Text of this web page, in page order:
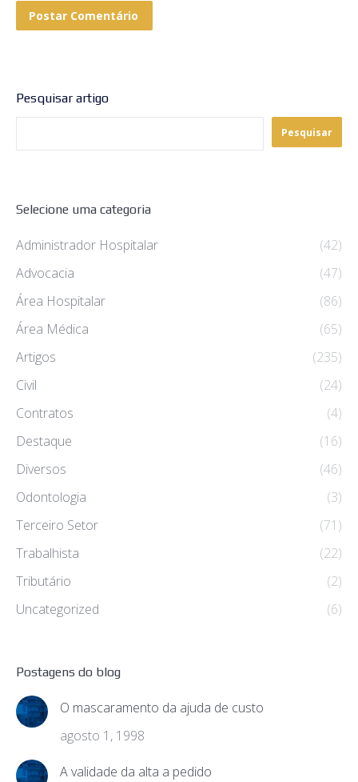
Postar Comentário
Pesquisar artigo
Pesquisar
Selecione uma categoria
Administrador Hospitalar
(42)
Advocacia
(47)
Área Hospitalar
(86)
Área Médica
(65)
Artigos
(235)
Civil
(24)
Contratos
(4)
Destaque
(16)
Diversos
(46)
Odontologia
(3)
Terceiro Setor
(71)
Trabalhista
(22)
Tributário
(2)
Uncategorized
(6)
Postagens do blog
O mascaramento da ajuda de custo
agosto 1, 1998
A validade da alta a pedido